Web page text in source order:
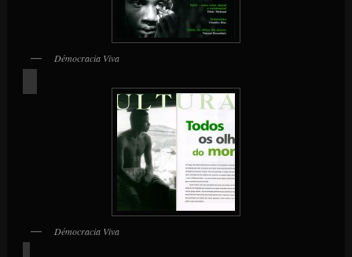
Démocracia Viva
Démocracia Viva